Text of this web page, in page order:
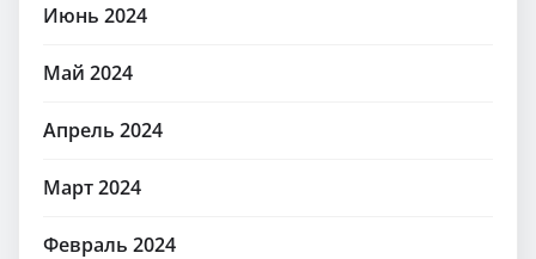
Июнь 2024
Май 2024
Апрель 2024
Март 2024
Февраль 2024